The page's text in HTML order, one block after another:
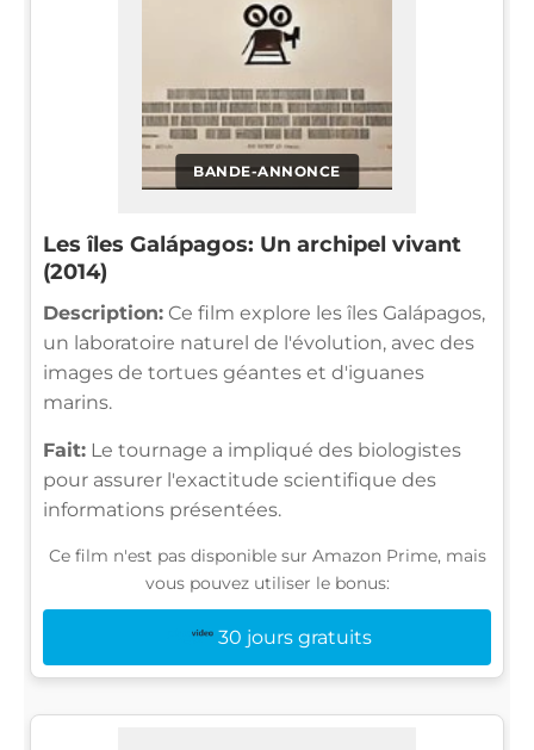
BANDE-ANNONCE
Les îles Galápagos: Un archipel vivant
(2014)
Description: Ce film explore les îles Galápagos,
un laboratoire naturel de l'évolution, avec des
images de tortues géantes et d'iguanes
marins.
Fait: Le tournage a impliqué des biologistes
pour assurer l'exactitude scientifique des
informations présentées.
Ce film n'est pas disponible sur Amazon Prime, mais
vous pouvez utiliser le bonus:
30 jours gratuits